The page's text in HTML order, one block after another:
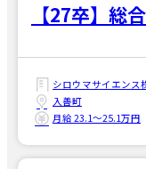
【27卒】総
シロウマサイエンス
入善町
月給 23.1〜25.1万円